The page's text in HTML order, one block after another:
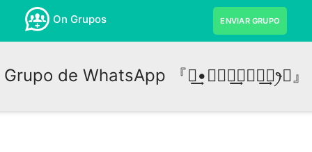
On Grupos ENVIAR GRUPO
Grupo de WhatsApp 『ꪶ͢•𝛢𝑀𝐼͢𝐙𝛢𝐷͢𝐸ꫂ✞』